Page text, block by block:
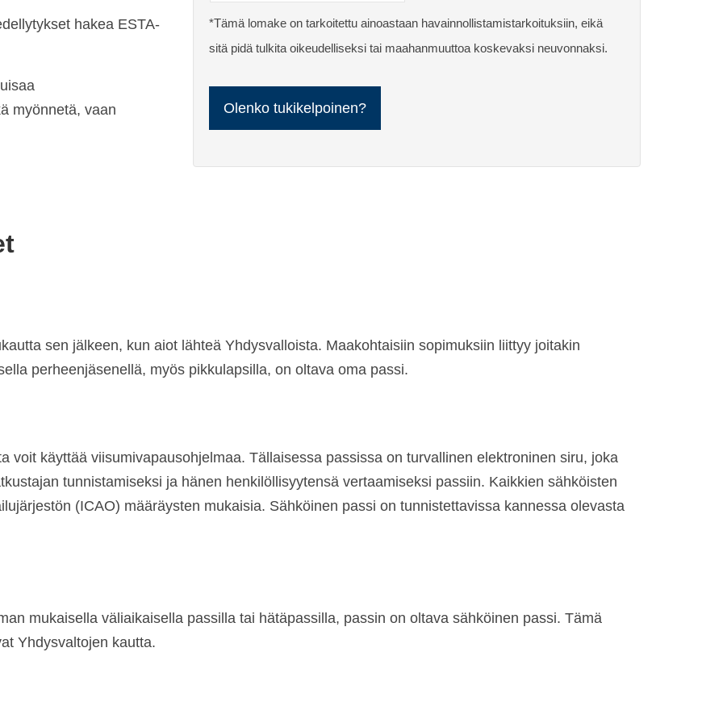
hakea ESTA-
myönnetä, vaan
*Tämä lomake on tarkoitettu ainoastaan havainnollistamistarkoituksiin, eikä
sitä pidä tulkita oikeudelliseksi tai maahanmuuttoa koskevaksi neuvonnaksi.
sen jälkeen, kun aiot lähteä Yhdysvalloista. Maakohtaisiin sopimuksiin liittyy joitakin
perheenjäsenellä, myös pikkulapsilla, on oltava oma passi.
voit käyttää viisumivapausohjelmaa. Tällaisessa passissa on turvallinen elektroninen siru, joka
tunnistamiseksi ja hänen henkilöllisyytensä vertaamiseksi passiin. Kaikkien sähköisten
(ICAO) määräysten mukaisia. Sähköinen passi on tunnistettavissa kannessa olevasta
mukaisella väliaikaisella passilla tai hätäpassilla, passin on oltava sähköinen passi. Tämä
Yhdysvaltojen kautta.